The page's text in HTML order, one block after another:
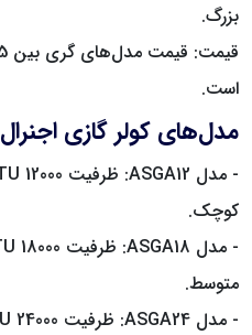
بزرگ.
است.
مدل‌های کولر گازی اجنرال
کوچک.
متوسط.
- مدل ASGA24: ظرفیت 24000 BTU، مناسب برای فضاهای بزرگ.